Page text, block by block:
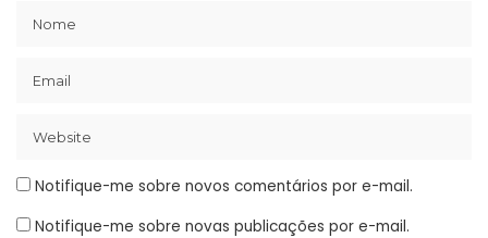
Notifique-me sobre novos comentários por e-mail.
Notifique-me sobre novas publicações por e-mail.